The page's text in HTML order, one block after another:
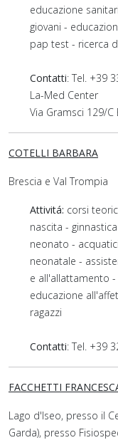
educazione
giovani -
pap test - ricerca
Contatti: Tel. +39
La-Med Center
Via Gramsci 129/C
COTELLI BARBARA
Brescia e Val Trompia
Attivitá: corsi
nascita -
neonato -
neonatale -
e all'allattamento
educazione
ragazzi
Contatti: Tel. +39
FACCHETTI
Lago d'Iseo, presso il
Garda), presso